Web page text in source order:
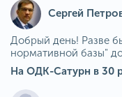
Сергей
Добрый день! Разве
нормативной базы"